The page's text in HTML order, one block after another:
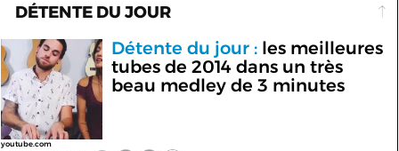
DÉTENTE DU JOUR
youtube.com
Détente du jour :les meilleures
tubes de 2014 dans un très
beau medley de 3 minutes